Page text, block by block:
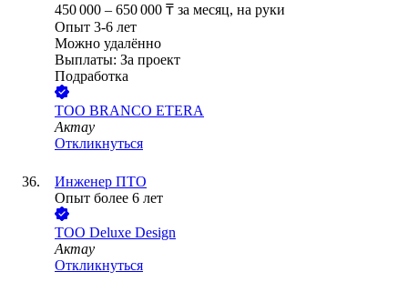
450 000 – 650 000 ₸ за месяц, на руки
Опыт 3-6 лет
Можно удалённо
Выплаты: За проект
Подработка
ТОО BRANCO ETERA
Актау
Откликнуться
Инженер ПТО
Опыт более 6 лет
ТОО Deluxe Design
Актау
Откликнуться